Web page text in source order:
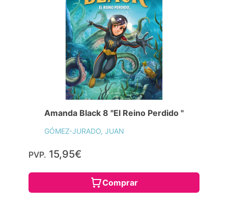
Amanda Black 8 "El Reino Perdido "
GÓMEZ-JURADO, JUAN
PVP. 15,95€
Comprar